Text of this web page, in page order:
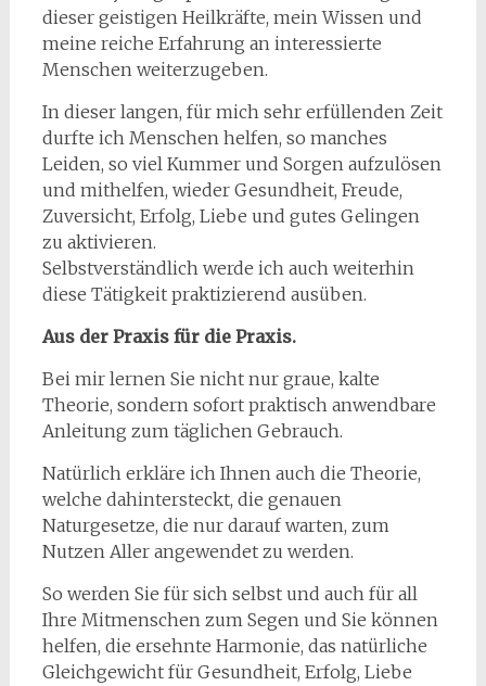
dieser geistigen Heilkräfte, mein Wissen und
meine reiche Erfahrung an interessierte
Menschen weiterzugeben.
In dieser langen, für mich sehr erfüllenden Zeit
durfte ich Menschen helfen, so manches
Leiden, so viel Kummer und Sorgen aufzulösen
und mithelfen, wieder Gesundheit, Freude,
Zuversicht, Erfolg, Liebe und gutes Gelingen
zu aktivieren.
Selbstverständlich werde ich auch weiterhin
diese Tätigkeit praktizierend ausüben.
Aus der Praxis für die Praxis.
Bei mir lernen Sie nicht nur graue, kalte
Theorie, sondern sofort praktisch anwendbare
Anleitung zum täglichen Gebrauch.
Natürlich erkläre ich Ihnen auch die Theorie,
welche dahintersteckt, die genauen
Naturgesetze, die nur darauf warten, zum
Nutzen Aller angewendet zu werden.
So werden Sie für sich selbst und auch für all
Ihre Mitmenschen zum Segen und Sie können
helfen, die ersehnte Harmonie, das natürliche
Gleichgewicht für Gesundheit, Erfolg, Liebe